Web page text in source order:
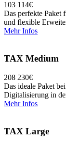
103 114€
Das perfekte Paket
und flexible
Mehr Infos
TAX Medium
208 230€
Das ideale Paket
Digitalisierung in
Mehr Infos
TAX Large